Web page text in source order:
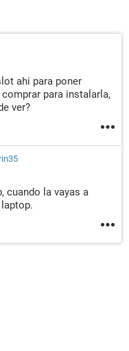
ahi para poner
para instalarla,
ver?
cuando la vayas a